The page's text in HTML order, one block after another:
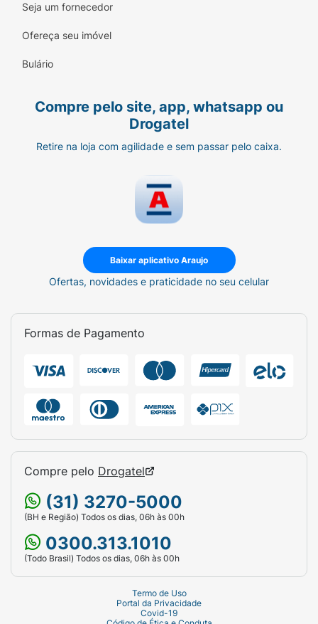
Seja um fornecedor
Ofereça seu imóvel
Bulário
Compre pelo site, app, whatsapp ou
Drogatel
Retire na loja com agilidade e sem passar pelo caixa.
Baixar aplicativo Araujo
Ofertas, novidades e praticidade no seu celular
Formas de Pagamento
Compre pelo Drogatel
(31) 3270-5000
(BH e Região) Todos os dias, 06h às 00h
0300.313.1010
(Todo Brasil) Todos os dias, 06h às 00h
Termo de Uso
Portal da Privacidade
Covid-19